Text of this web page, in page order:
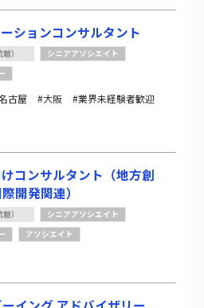
ションコンサルタント
轄）
シニアアソシエイト
古屋 #大阪
#業界未経験者歓迎
コンサルタント（地方創
開発関連）
轄）
シニアアソシエイト
アソシエイト